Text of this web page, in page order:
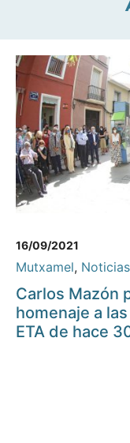
16/09/2021
Mutxamel, Noticias
Carlos Mazón
homenaje a
ETA de hace